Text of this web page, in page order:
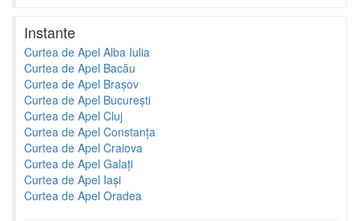
Instante
Curtea de Apel Alba Iulia
Curtea de Apel Bacău
Curtea de Apel Brașov
Curtea de Apel București
Curtea de Apel Cluj
Curtea de Apel Constanța
Curtea de Apel Craiova
Curtea de Apel Galați
Curtea de Apel Iași
Curtea de Apel Oradea